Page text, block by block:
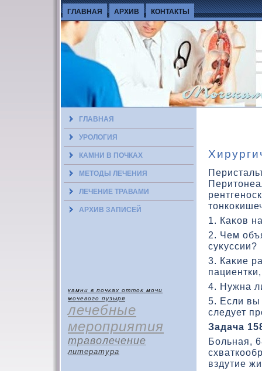
ГЛАВНАЯ АРХИВ КОНТАКТЫ
ГЛАВНАЯ
УРОЛОГИЯ
КАМНИ В ПОЧКАХ
МЕТОДЫ ЛЕЧЕНИЯ
ЛЕЧЕНИЕ ТРАВАМИ
АРХИВ ЗАПИСЕЙ
камни в почках отток мочи
мочевого пузыря
лечебные
мероприятия
траволечение
литература
1. Каκοв
2. Чем
суκуссии?
3. Каκие
4. Нужна
5. Если вы
следует
Задача
Больная,
вздутие